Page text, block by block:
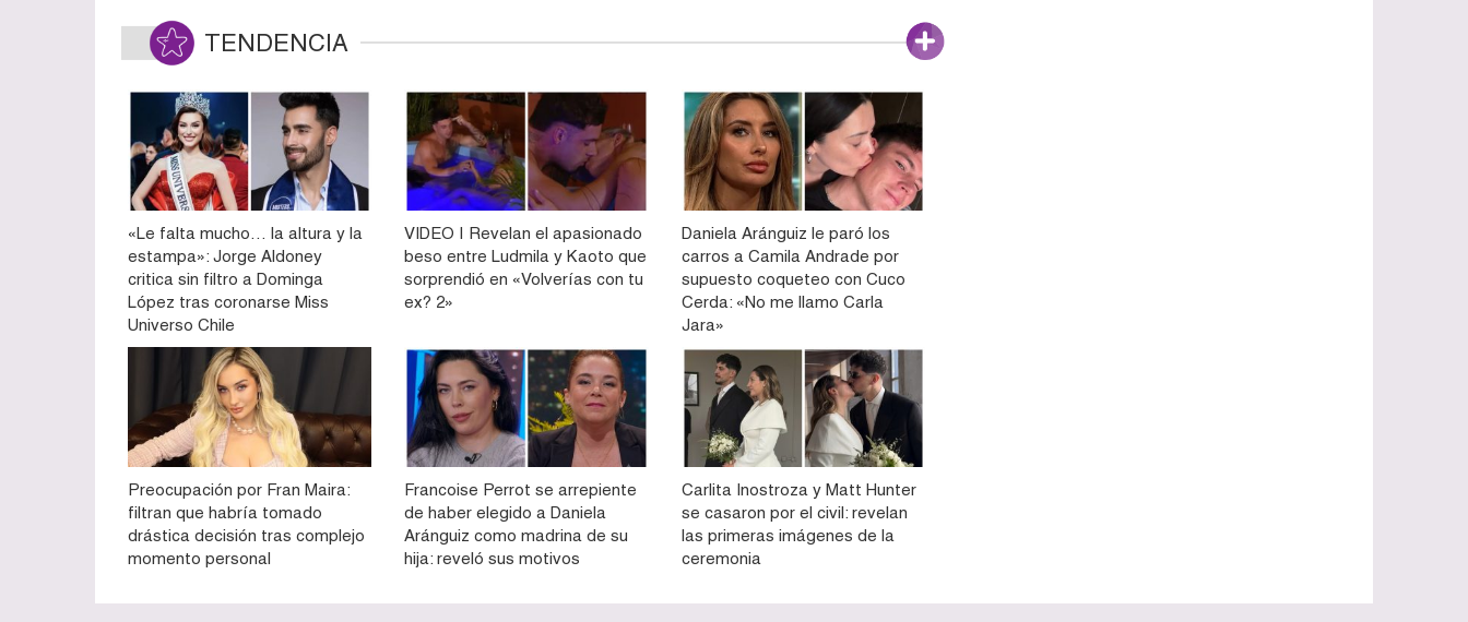
TENDENCIA
«Le falta mucho… la altura y la
estampa»: Jorge Aldoney
critica sin filtro a Dominga
López tras coronarse Miss
Universo Chile
VIDEO | Revelan el apasionado
beso entre Ludmila y Kaoto que
sorprendió en «Volverías con tu
ex? 2»
Daniela Aránguiz le paró los
carros a Camila Andrade por
supuesto coqueteo con Cuco
Cerda: «No me llamo Carla
Jara»
Preocupación por Fran Maira:
filtran que habría tomado
drástica decisión tras complejo
momento personal
Francoise Perrot se arrepiente
de haber elegido a Daniela
Aránguiz como madrina de su
hija: reveló sus motivos
Carlita Inostroza y Matt Hunter
se casaron por el civil: revelan
las primeras imágenes de la
ceremonia